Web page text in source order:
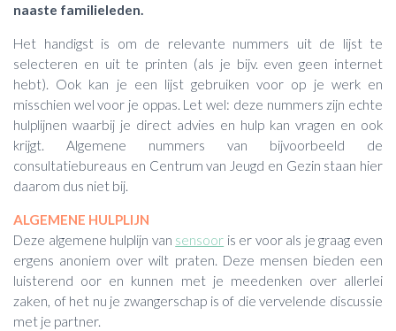
naaste familieleden.
Het handigst is om de relevante nummers uit de lijst te
selecteren en uit te printen (als je bijv. even geen internet
hebt). Ook kan je een lijst gebruiken voor op je werk en
misschien wel voor je oppas. Let wel: deze nummers zijn echte
hulplijnen waarbij je direct advies en hulp kan vragen en ook
krijgt. Algemene nummers van bijvoorbeeld de
consultatiebureaus en Centrum van Jeugd en Gezin staan hier
daarom dus niet bij.
ALGEMENE HULPLIJN
Deze algemene hulplijn van sensoor is er voor als je graag even
ergens anoniem over wilt praten. Deze mensen bieden een
luisterend oor en kunnen met je meedenken over allerlei
zaken, of het nu je zwangerschap is of die vervelende discussie
met je partner.